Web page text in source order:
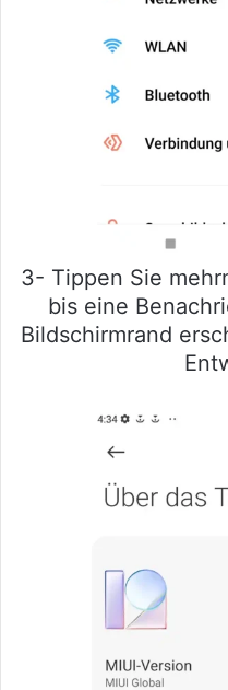
3- Tippen Sie
bis eine
Bildschirmrand